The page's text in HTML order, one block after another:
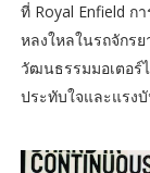
ที่ Royal Enfield
หลงใหลในรถจักร
วัฒนธรรมมอเตอร์
ประทับใจและแรง